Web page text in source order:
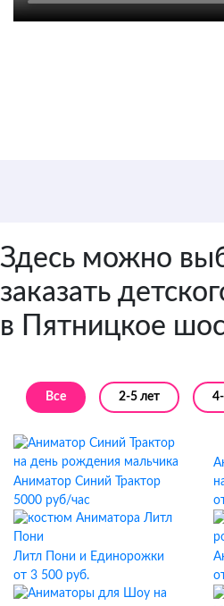
Здесь можно
заказать
в Пятницкое
Все 2-5 лет
Аниматор Синий Трактор
5000 руб/час
Литл Пони и Единорожки
от 3 500 руб.